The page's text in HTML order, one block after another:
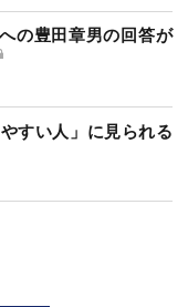
の豊田章男の回答が
すい人」に見られる